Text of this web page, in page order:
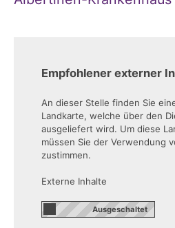
Empfohlener externer
An dieser Stelle finden Sie
Landkarte, welche über den
ausgeliefert wird. Um diese
müssen Sie der Verwendung
zustimmen.
Externe Inhalte